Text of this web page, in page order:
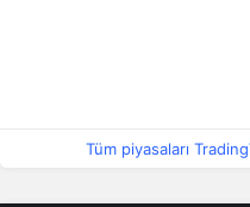
Tüm piyasaları